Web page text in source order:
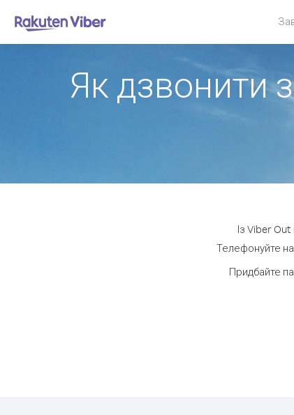
Як дзвонити
Із Viber
Телефонуйте
Придбайте